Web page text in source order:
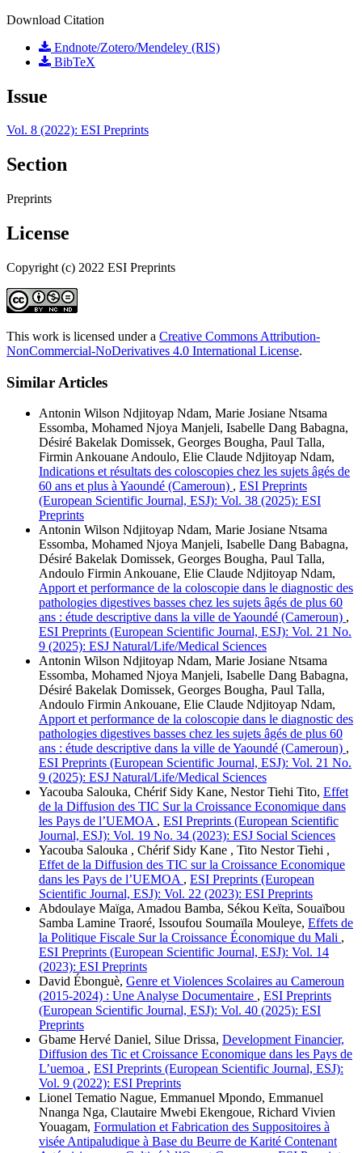
Download Citation
Endnote/Zotero/Mendeley (RIS)
BibTeX
Issue
Vol. 8 (2022): ESI Preprints
Section
Preprints
License
Copyright (c) 2022 ESI Preprints
This work is licensed under a Creative Commons Attribution-
NonCommercial-NoDerivatives 4.0 International License.
Similar Articles
Antonin Wilson Ndjitoyap Ndam, Marie Josiane Ntsama
Essomba, Mohamed Njoya Manjeli, Isabelle Dang Babagna,
Désiré Bakelak Domissek, Georges Bougha, Paul Talla,
Firmin Ankouane Andoulo, Elie Claude Ndjitoyap Ndam,
Indications et résultats des coloscopies chez les sujets âgés de
60 ans et plus à Yaoundé (Cameroun) , ESI Preprints
(European Scientific Journal, ESJ): Vol. 38 (2025): ESI
Preprints
Antonin Wilson Ndjitoyap Ndam, Marie Josiane Ntsama
Essomba, Mohamed Njoya Manjeli, Isabelle Dang Babagna,
Désiré Bakelak Domissek, Georges Bougha, Paul Talla,
Andoulo Firmin Ankouane, Elie Claude Ndjitoyap Ndam,
Apport et performance de la coloscopie dans le diagnostic des
pathologies digestives basses chez les sujets âgés de plus 60
ans : étude descriptive dans la ville de Yaoundé (Cameroun) ,
ESI Preprints (European Scientific Journal, ESJ): Vol. 21 No.
9 (2025): ESJ Natural/Life/Medical Sciences
Antonin Wilson Ndjitoyap Ndam, Marie Josiane Ntsama
Essomba, Mohamed Njoya Manjeli, Isabelle Dang Babagna,
Désiré Bakelak Domissek, Georges Bougha, Paul Talla,
Andoulo Firmin Ankouane, Elie Claude Ndjitoyap Ndam,
Apport et performance de la coloscopie dans le diagnostic des
pathologies digestives basses chez les sujets âgés de plus 60
ans : étude descriptive dans la ville de Yaoundé (Cameroun) ,
ESI Preprints (European Scientific Journal, ESJ): Vol. 21 No.
9 (2025): ESJ Natural/Life/Medical Sciences
Yacouba Salouka, Chérif Sidy Kane, Nestor Tiehi Tito, Effet
de la Diffusion des TIC Sur la Croissance Economique dans
les Pays de l’UEMOA , ESI Preprints (European Scientific
Journal, ESJ): Vol. 19 No. 34 (2023): ESJ Social Sciences
Yacouba Salouka , Chérif Sidy Kane , Tito Nestor Tiehi ,
Effet de la Diffusion des TIC sur la Croissance Economique
dans les Pays de l’UEMOA , ESI Preprints (European
Scientific Journal, ESJ): Vol. 22 (2023): ESI Preprints
Abdoulaye Maïga, Amadou Bamba, Sékou Keïta, Souaïbou
Samba Lamine Traoré, Issoufou Soumaïla Mouleye, Effets de
la Politique Fiscale Sur la Croissance Économique du Mali ,
ESI Preprints (European Scientific Journal, ESJ): Vol. 14
(2023): ESI Preprints
David Ébonguè, Genre et Violences Scolaires au Cameroun
(2015-2024) : Une Analyse Documentaire , ESI Preprints
(European Scientific Journal, ESJ): Vol. 40 (2025): ESI
Preprints
Gbame Hervé Daniel, Silue Drissa, Development Financier,
Diffusion des Tic et Croissance Economique dans les Pays de
L’uemoa , ESI Preprints (European Scientific Journal, ESJ):
Vol. 9 (2022): ESI Preprints
Lionel Tematio Nague, Emmanuel Mpondo, Emmanuel
Nnanga Nga, Clautaire Mwebi Ekengoue, Richard Vivien
Youagam, Formulation et Fabrication des Suppositoires à
visée Antipaludique à Base du Beurre de Karité Contenant